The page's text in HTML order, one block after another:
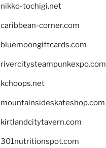
nikko-tochigi.net
caribbean-corner.com
bluemoongiftcards.com
rivercitysteampunkexpo.com
kchoops.net
mountainsideskateshop.com
kirtlandcitytavern.com
301nutritionspot.com